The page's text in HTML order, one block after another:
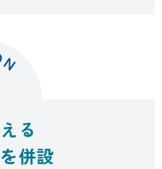
N
る
併設